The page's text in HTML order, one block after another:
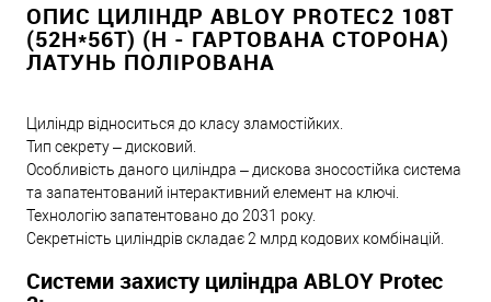
ОПИС ЦИЛІНДР ABLOY PROTEC2 108T
(52H*56T) (H - ГАРТОВАНА СТОРОНА)
ЛАТУНЬ ПОЛІРОВАНА
Циліндр відноситься до класу зламостійких.
Тип секрету – дисковий.
Особливість даного циліндра – дискова зносостійка система
та запатентований інтерактивний елемент на ключі.
Технологію запатентовано до 2031 року.
Секретність циліндрів складає 2 млрд кодових комбінацій.
Системи захисту циліндра ABLOY Protec